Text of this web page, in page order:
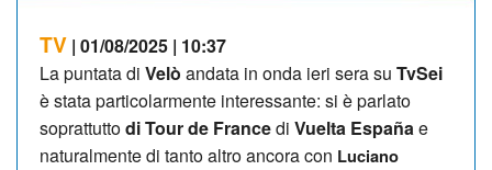
TV | 01/08/2025 | 10:37
La puntata di Velò andata in onda ieri sera su TvSei
è stata particolarmente interessante: si è parlato
soprattuttodi Tour de Francedi Vuelta Españae
naturalmente di tanto altro ancora con Luciano